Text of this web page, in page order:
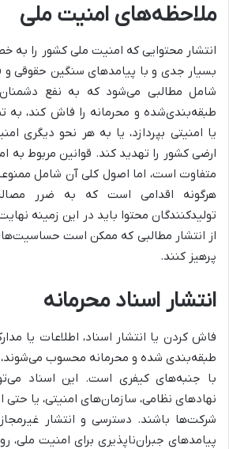
ملاحظه‌های امنیت ملی
انتشار محتوایی که امنیت ملی کشور را به
بسیار جدی و با پیامدهای سنگین حقوقی
شامل مطالبی می‌شود که به نفع دشمنان
طبقه‌بندی‌شده و محرمانه را فاش کند، به
یا امنیتی بپردازد، یا به هر نحو دیگری
ارضی کشور را تهدید کند. قوانین مربوط
متفاوت است، اما اصول کلی آن شامل
هرگونه اقدامی است که به ضرر
تولیدکنندگان محتوا باید در این زمینه
از انتشار مطالبی که ممکن است
پرهیز کنند.
انتشار اسناد محرمانه
فاش کردن یا انتشار اسناد، اطلاعات یا
طبقه‌بندی شده و محرمانه محسوب
با جنبه‌های کیفری است. این اسناد
نهادهای نظامی، سازمان‌های امنیتی، یا حتی
شرکت‌ها باشند. دسترسی و انتشار
پیامدهای جبران‌ناپذیری برای امنیت ملی،